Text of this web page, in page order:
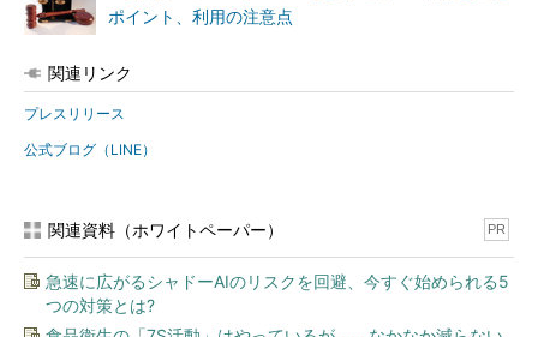
ポイント、利用の注意点
関連リンク
プレスリリース
公式ブログ（LINE）
関連資料（ホワイトペーパー） PR
急速に広がるシャドーAIのリスクを回避、今すぐ始められる5
つの対策とは?